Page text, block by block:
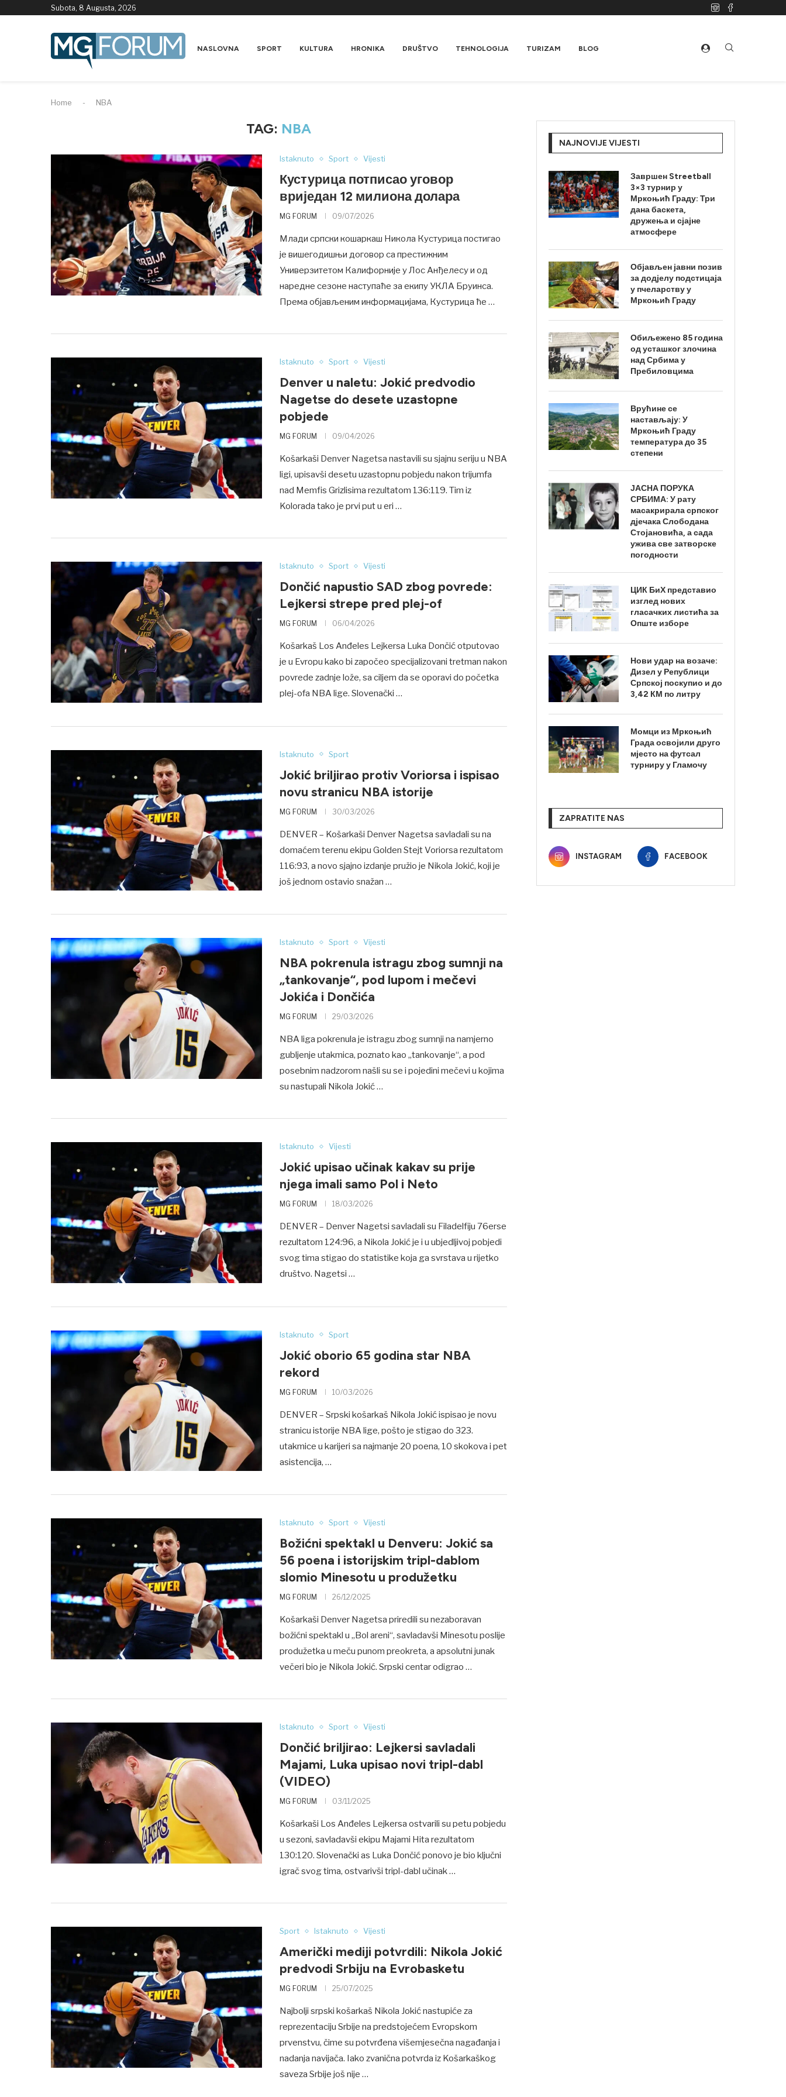
Subota, 8 Augusta, 2026
NASLOVNA SPORT KULTURA HRONIKA DRUŠTVO TEHNOLOGIJA TURIZAM BLOG
Home - NBA
TAG: NBA
Istaknuto Sport Vijesti
Кустурица потписао уговор
вриједан 12 милиона долара
MG FORUM 09/07/2026
Млади српски кошаркаш Никола Кустурица постигао
је вишегодишњи договор са престижним
Универзитетом Калифорније у Лос Анђелесу и од
наредне сезоне наступаће за екипу УКЛА Бруинса.
Према објављеним информацијама, Кустурица ће …
Istaknuto Sport Vijesti
Denver u naletu: Jokić predvodio
Nagetse do desete uzastopne
pobjede
MG FORUM 09/04/2026
Košarkaši Denver Nagetsa nastavili su sjajnu seriju u NBA
ligi, upisavši desetu uzastopnu pobjedu nakon trijumfa
nad Memfis Grizlisima rezultatom 136:119. Tim iz
Kolorada tako je prvi put u eri …
Istaknuto Sport Vijesti
Dončić napustio SAD zbog povrede:
Lejkersi strepe pred plej-of
MG FORUM 06/04/2026
Košarkaš Los Anđeles Lejkersa Luka Dončić otputovao
je u Evropu kako bi započeo specijalizovani tretman nakon
povrede zadnje lože, sa ciljem da se oporavi do početka
plej-ofa NBA lige. Slovenački …
Istaknuto Sport
Jokić briljirao protiv Voriorsa i ispisao
novu stranicu NBA istorije
MG FORUM 30/03/2026
DENVER – Košarkaši Denver Nagetsa savladali su na
domaćem terenu ekipu Golden Stejt Voriorsa rezultatom
116:93, a novo sjajno izdanje pružio je Nikola Jokić, koji je
još jednom ostavio snažan …
Istaknuto Sport Vijesti
NBA pokrenula istragu zbog sumnji na
„tankovanje“, pod lupom i mečevi
Jokića i Dončića
MG FORUM 29/03/2026
NBA liga pokrenula je istragu zbog sumnji na namjerno
gubljenje utakmica, poznato kao „tankovanje“, a pod
posebnim nadzorom našli su se i pojedini mečevi u kojima
su nastupali Nikola Jokić …
Istaknuto Vijesti
Jokić upisao učinak kakav su prije
njega imali samo Pol i Neto
MG FORUM 18/03/2026
DENVER – Denver Nagetsi savladali su Filadelfiju 76erse
rezultatom 124:96, a Nikola Jokić je i u ubjedljivoj pobjedi
svog tima stigao do statistike koja ga svrstava u rijetko
društvo. Nagetsi …
Istaknuto Sport
Jokić oborio 65 godina star NBA
rekord
MG FORUM 10/03/2026
DENVER – Srpski košarkaš Nikola Jokić ispisao je novu
stranicu istorije NBA lige, pošto je stigao do 323.
utakmice u karijeri sa najmanje 20 poena, 10 skokova i pet
asistencija, …
Istaknuto Sport Vijesti
Božićni spektakl u Denveru: Jokić sa
56 poena i istorijskim tripl-dablom
slomio Minesotu u produžetku
MG FORUM 26/12/2025
Košarkaši Denver Nagetsa priredili su nezaboravan
božićni spektakl u „Bol areni“, savladavši Minesotu poslije
produžetka u meču punom preokreta, a apsolutni junak
večeri bio je Nikola Jokić. Srpski centar odigrao …
Istaknuto Sport Vijesti
Dončić briljirao: Lejkersi savladali
Majami, Luka upisao novi tripl-dabl
(VIDEO)
MG FORUM 03/11/2025
Košarkaši Los Anđeles Lejkersa ostvarili su petu pobjedu
u sezoni, savladavši ekipu Majami Hita rezultatom
130:120. Slovenački as Luka Dončić ponovo je bio ključni
igrač svog tima, ostvarivši tripl-dabl učinak …
Sport Istaknuto Vijesti
Američki mediji potvrdili: Nikola Jokić
predvodi Srbiju na Evrobasketu
MG FORUM 25/07/2025
Najbolji srpski košarkaš Nikola Jokić nastupiće za
reprezentaciju Srbije na predstojećem Evropskom
prvenstvu, čime su potvrđena višemjesečna nagađanja i
nadanja navijača. Iako zvanična potvrda iz Košarkaškog
saveza Srbije još nije …
NAJNOVIJE VIJESTI
Завршен Streetball
3×3 турнир у
Мркоњић Граду: Три
дана баскета,
дружења и сјајне
атмосфере
Објављен јавни позив
за додјелу подстицаја
у пчеларству у
Мркоњић Граду
Обиљежено 85 година
од усташког злочина
над Србима у
Пребиловцима
Врућине се
настављају: У
Мркоњић Граду
температура до 35
степени
ЈАСНА ПОРУКА
СРБИМА: У рату
масакрирала српског
дјечака Слободана
Стојановића, а сада
ужива све затворске
погодности
ЦИК БиХ представио
изглед нових
гласачких листића за
Опште изборе
Нови удар на возаче:
Дизел у Републици
Српској поскупио и до
3,42 КМ по литру
Момци из Мркоњић
Града освојили друго
мјесто на футсал
турниру у Гламочу
ZAPRATITE NAS
INSTAGRAM FACEBOOK